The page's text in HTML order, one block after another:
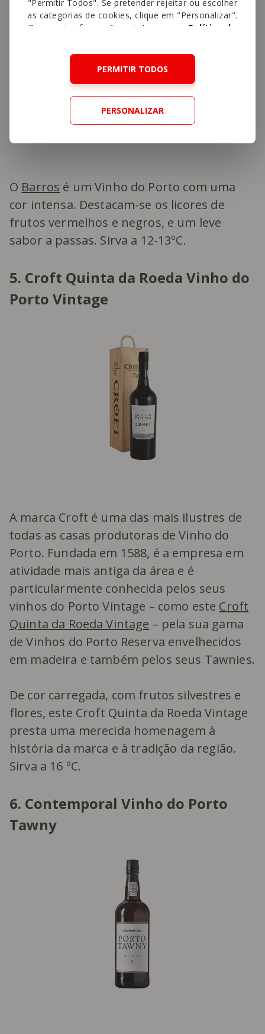
"Permitir Todos". Se pretender rejeitar ou escolher
as categorias de cookies, clique em "Personalizar".
Para mais informações, visite a nossa Política de
PERMITIR TODOS
PERSONALIZAR
O Barros é um Vinho do Porto com uma
cor intensa. Destacam-se os licores de
frutos vermelhos e negros, e um leve
sabor a passas. Sirva a 12-13ºC.
5. Croft Quinta da Roeda Vinho do
Porto Vintage
A marca Croft é uma das mais ilustres de
todas as casas produtoras de Vinho do
Porto. Fundada em 1588, é a empresa em
atividade mais antiga da área e é
particularmente conhecida pelos seus
vinhos do Porto Vintage – como este Croft
Quinta da Roeda Vintage – pela sua gama
de Vinhos do Porto Reserva envelhecidos
em madeira e também pelos seus Tawnies.
De cor carregada, com frutos silvestres e
flores, este Croft Quinta da Roeda Vintage
presta uma merecida homenagem à
história da marca e à tradição da região.
Sirva a 16 ºC.
6. Contemporal Vinho do Porto
Tawny